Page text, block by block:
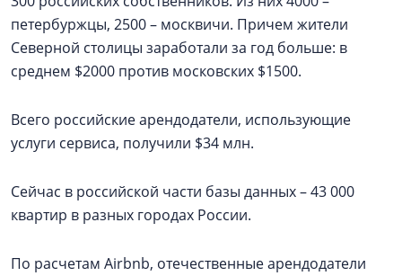
петербуржцы, 2500 – москвичи. Причем жители
Северной столицы заработали за год больше: в
среднем $2000 против московских $1500.
Всего российские арендодатели, использующие
услуги сервиса, получили $34 млн.
Сейчас в российской части базы данных – 43 000
квартир в разных городах России.
По расчетам Airbnb, отечественные арендодатели